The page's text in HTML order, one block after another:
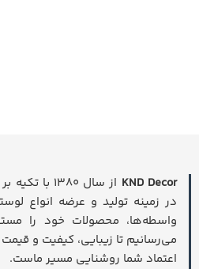
KND Decor
از سال ۱۳۸۰
در زمینه تولید و عرضه انواع
واسطه‌ها، محصولات خود را
می‌رسانیم تا زیبایی، کیفیت و
اعتماد شما روشنایی مسیر ماست.